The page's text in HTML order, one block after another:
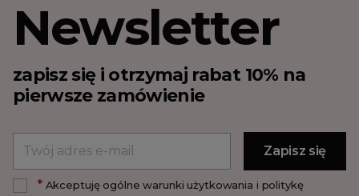
Newsletter
zapisz się i otrzymaj rabat 10% na
pierwsze zamówienie
*Akceptuję ogólne warunki użytkowania i politykę